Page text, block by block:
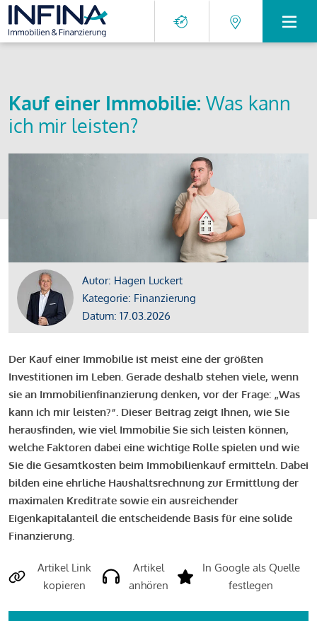
Kauf einer Immobilie: Was kann
ich mir leisten?
Autor: Hagen Luckert
Kategorie: Finanzierung
Datum: 17.03.2026
Der Kauf einer Immobilie ist meist eine der größten
Investitionen im Leben. Gerade deshalb stehen viele, wenn
sie an Immobilienfinanzierung denken, vor der Frage: „Was
kann ich mir leisten?“. Dieser Beitrag zeigt Ihnen, wie Sie
herausfinden, wie viel Immobilie Sie sich leisten können,
welche Faktoren dabei eine wichtige Rolle spielen und wie
Sie die Gesamtkosten beim Immobilienkauf ermitteln. Dabei
bilden eine ehrliche Haushaltsrechnung zur Ermittlung der
maximalen Kreditrate sowie ein ausreichender
Eigenkapitalanteil die entscheidende Basis für eine solide
Finanzierung.
Artikel Link
kopieren
Artikel
anhören
In Google als Quelle
festlegen